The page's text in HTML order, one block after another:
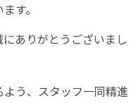
す。
ありがとうございまし
う、スタッフ一同精進